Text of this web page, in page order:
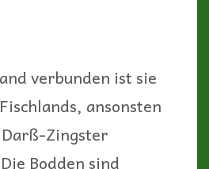
verbunden ist sie
ansonsten
Zingster
Bodden sind